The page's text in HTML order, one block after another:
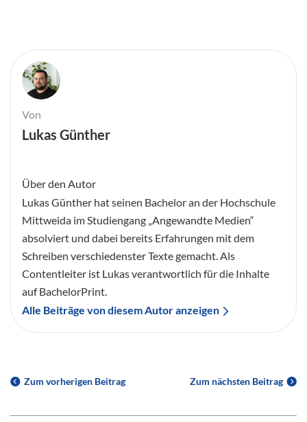
Von
Lukas Günther
Über den Autor
Lukas Günther hat seinen Bachelor an der Hochschule
Mittweida im Studiengang „Angewandte Medien“
absolviert und dabei bereits Erfahrungen mit dem
Schreiben verschiedenster Texte gemacht. Als
Contentleiter ist Lukas verantwortlich für die Inhalte
auf BachelorPrint.
Alle Beiträge von diesem Autor anzeigen
Zum vorherigen Beitrag Zum nächsten Beitrag